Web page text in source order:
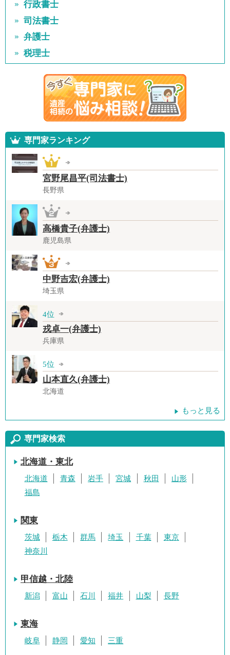
行政書士
司法書士
弁護士
税理士
専門家ランキング
宮野尾昌平(司法書士)
長野県
高橋貴子(弁護士)
鹿児島県
中野吉宏(弁護士)
埼玉県
4位
戎卓一(弁護士)
兵庫県
5位
山本直久(弁護士)
北海道
もっと見る
専門家検索
北海道・東北
北海道 青森 岩手 宮城 秋田
山形
福島
関東
茨城 栃木 群馬 埼玉 千葉
東京
神奈川
甲信越・北陸
新潟 富山 石川 福井 山梨 長野
東海
岐阜 静岡 愛知 三重